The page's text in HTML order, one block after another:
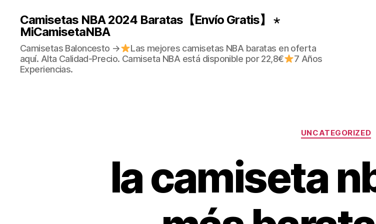
Camisetas NBA 2024 Baratas【Envío Gratis】 ⋆
MiCamisetaNBA
Camisetas Baloncesto →
Las mejores camisetas NBA baratas en oferta
aquí. Alta Calidad-Precio. Camiseta NBA está disponible por 22,8€
7 Años
Experiencias.
Categorías
UNCATEGORIZED
la camiseta